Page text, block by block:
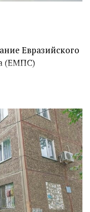
Евразийского
(ЕМПС)